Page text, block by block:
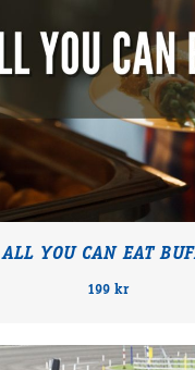
ALL YOU CAN EAT
199 kr